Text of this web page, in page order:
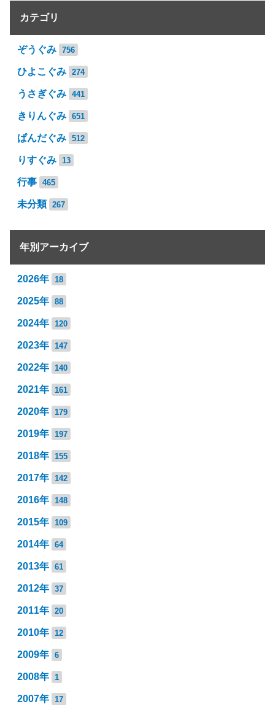
カテゴリ
ぞうぐみ 756
ひよこぐみ 274
うさぎぐみ 441
きりんぐみ 651
ぱんだぐみ 512
りすぐみ 13
行事 465
未分類 267
年別アーカイブ
2026年 18
2025年 88
2024年 120
2023年 147
2022年 140
2021年 161
2020年 179
2019年 197
2018年 155
2017年 142
2016年 148
2015年 109
2014年 64
2013年 61
2012年 37
2011年 20
2010年 12
2009年 6
2008年 1
2007年 17